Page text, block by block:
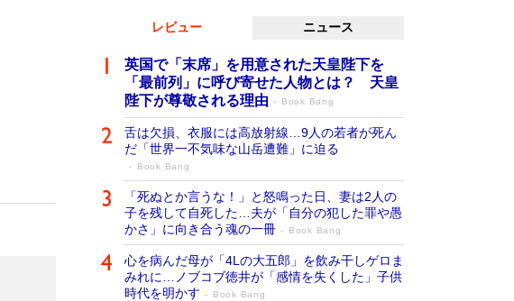
レビュー ニュース
英国で「末席」を用意された天皇陛下を
「最前列」に呼び寄せた人物とは？ 天皇
陛下が尊敬される理由
Book Bang
舌は欠損、衣服には高放射線…9人の若者が死ん
だ「世界一不気味な山岳遭難」に迫る
Book Bang
「死ぬとか言うな！」と怒鳴った日、妻は2人の
子を残して自死した…夫が「自分の犯した罪や愚
かさ」に向き合う魂の一冊
Book Bang
心を病んだ母が「4Lの大五郎」を飲み干しゲロま
みれに…ノブコブ徳井が「感情を失くした」子供
時代を明かす
Book Bang